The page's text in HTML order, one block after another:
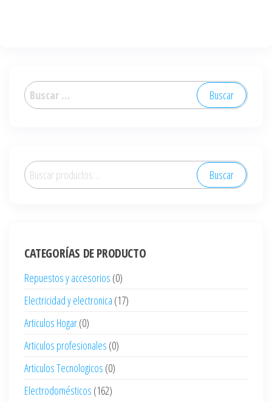
Buscar:
Buscar
por:
Buscar
CATEGORÍAS DE PRODUCTO
Repuestos y accesorios (0)
Electricidad y electronica (17)
Articulos Hogar(0)
Articulos profesionales (0)
Articulos Tecnologicos (0)
Electrodomésticos (162)